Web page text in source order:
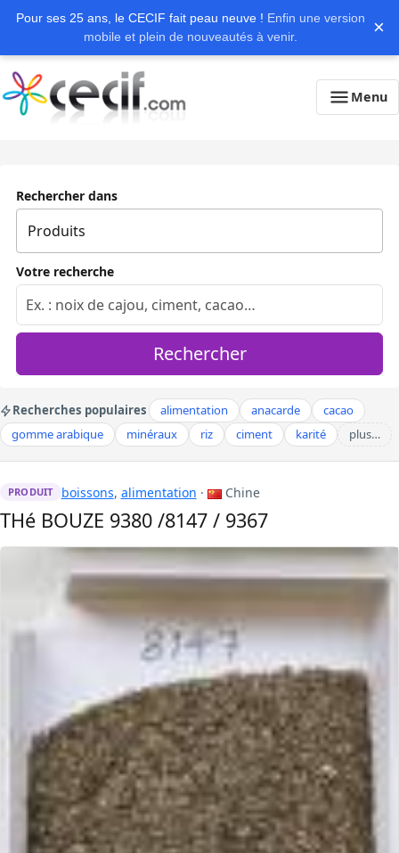
Pour ses 25 ans, le CECIF fait peau neuve ! Enfin une version
mobile et plein de nouveautés à venir.
×
Menu
Rechercher dans
Votre recherche
Rechercher
Recherches populaires alimentation anacarde
cacao
gomme arabique
minéraux riz ciment karité plus…
PRODUIT boissons, alimentation · Chine
THé BOUZE 9380 /8147 / 9367